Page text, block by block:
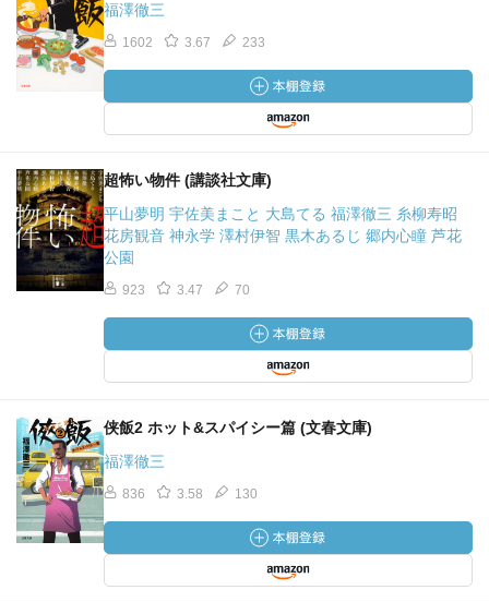
福澤徹三
1602 3.67 233
超怖い物件 (講談社文庫)
平山夢明 宇佐美まこと 大島てる 福澤徹三 糸柳寿昭
花房観音 神永学 澤村伊智 黒木あるじ 郷内心瞳 芦花
公園
923 3.47 70
侠飯2 ホット&スパイシー篇 (文春文庫)
福澤徹三
836 3.58 130